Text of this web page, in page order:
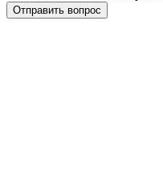
Отправить вопрос